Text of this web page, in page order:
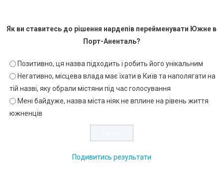
Як ви ставитесь до рішення нардепів перейменувати Южне в
Порт-Аненталь?
Позитивно, ця назва підходить і робить його унікальним
Негативно, місцева влада має їхати в Київ та наполягати на
тій назві, яку обрали містяни під час голосування
Мені байдуже, назва міста ніяк не вплине на рівень життя
южненців
Подивитись результати